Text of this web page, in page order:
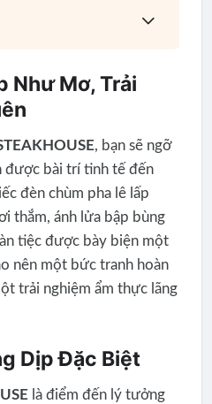
Như Mơ, Trải
, bạn sẽ ngỡ
được bài trí tinh tế đến
đèn chùm pha lê lấp
thắm, ánh lửa bập bùng
tiệc được bày biện một
nên một bức tranh hoàn
trải nghiệm ẩm thực lãng
Dịp Đặc Biệt
là điểm đến lý tưởng